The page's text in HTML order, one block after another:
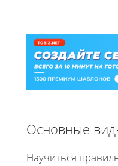
Основные
Научиться